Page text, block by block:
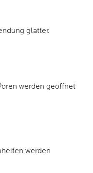
glatter.
werden geöffnet
werden